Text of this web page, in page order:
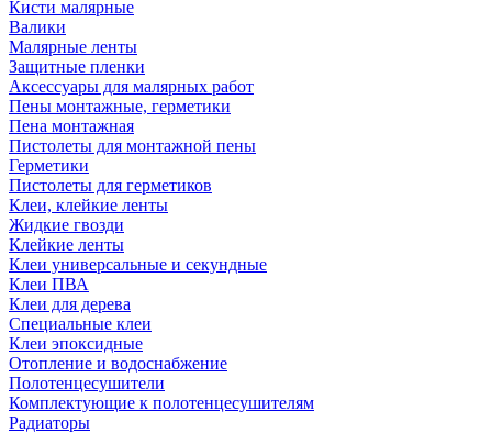
Кисти малярные
Валики
Малярные ленты
Защитные пленки
Аксессуары для малярных работ
Пены монтажные, герметики
Пена монтажная
Пистолеты для монтажной пены
Герметики
Пистолеты для герметиков
Клеи, клейкие ленты
Жидкие гвозди
Клейкие ленты
Клеи универсальные и секундные
Клеи ПВА
Клеи для дерева
Специальные клеи
Клеи эпоксидные
Отопление и водоснабжение
Полотенцесушители
Комплектующие к полотенцесушителям
Радиаторы